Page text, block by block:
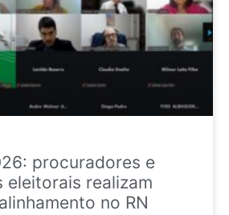
procuradores e
eleitorais realizam
no RN